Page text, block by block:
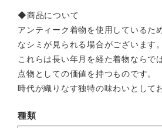
◆商品について
アンティーク着物を使用しているた
なシミが見られる場合がございます。
これらは長い年月を経た着物ならで
点物としての価値を持つものです。
時代が織りなす独特の味わいとして
種類